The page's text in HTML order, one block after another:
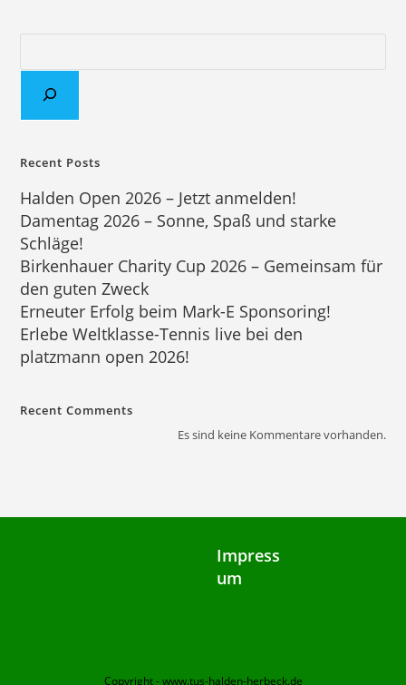
Recent Posts
Halden Open 2026 – Jetzt anmelden!
Damentag 2026 – Sonne, Spaß und starke
Schläge!
Birkenhauer Charity Cup 2026 – Gemeinsam für
den guten Zweck
Erneuter Erfolg beim Mark-E Sponsoring!
Erlebe Weltklasse-Tennis live bei den
platzmann open 2026!
Recent Comments
Es sind keine Kommentare vorhanden.
Impress
um
Copyright - www.tus-halden-herbeck.de